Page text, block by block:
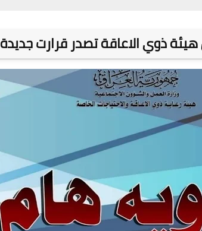
هيئة ذوي الاعاقة تصدر قرارت جديدة